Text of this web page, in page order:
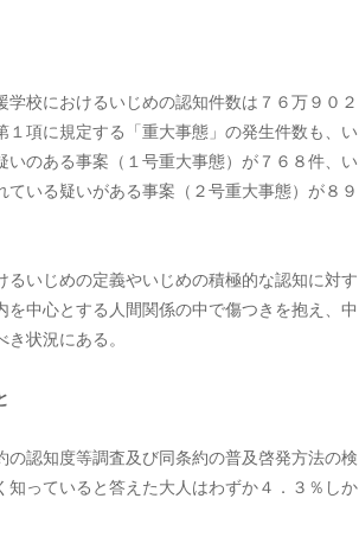
校におけるいじめの認知件数は７６万９０２
項に規定する「重大事態」の発生件数も、い
のある事案（１号重大事態）が７６８件、い
いる疑いがある事案（２号重大事態）が８９
いじめの定義やいじめの積極的な認知に対す
中心とする人間関係の中で傷つきを抱え、中
状況にある。
認知度等調査及び同条約の普及啓発方法の検
っていると答えた大人はわずか４．３％しか